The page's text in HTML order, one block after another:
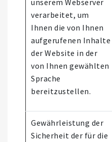
unserem Webserver
verarbeitet, um
Ihnen die von Ihnen
aufgerufenen Inhalte
der Website in der
von Ihnen gewählten
Sprache
bereitzustellen.
Gewährleistung der
Sicherheit der für die